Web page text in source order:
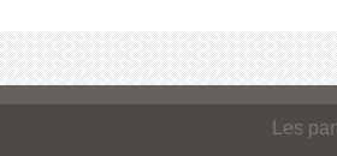
Les